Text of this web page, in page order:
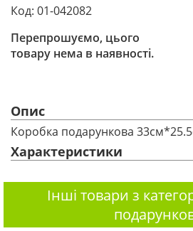
Код: 01-042082
Перепрошуємо, цього
товару нема в наявності.
Опис
Коробка подарункова
Характеристики
Інші товари з